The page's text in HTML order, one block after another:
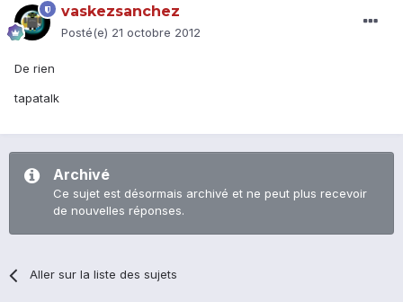
vaskezsanchez
Posté(e) 21 octobre 2012
De rien
tapatalk
Archivé
Ce sujet est désormais archivé et ne peut plus recevoir
de nouvelles réponses.
Aller sur la liste des sujets